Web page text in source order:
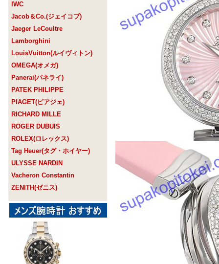
IWC
Jacob＆Co.(ジェイコブ)
Jaeger LeCoultre
Lamborghini
LouisVuitton(ルイヴィトン)
OMEGA(オメガ)
Panerai(パネライ)
PATEK PHILIPPE
PIAGET(ピアジェ)
RICHARD MILLE
ROGER DUBUIS
ROLEX(ロレックス)
Tag Heuer(タグ・ホイヤー)
ULYSSE NARDIN
Vacheron Constantin
ZENITH(ゼニス)